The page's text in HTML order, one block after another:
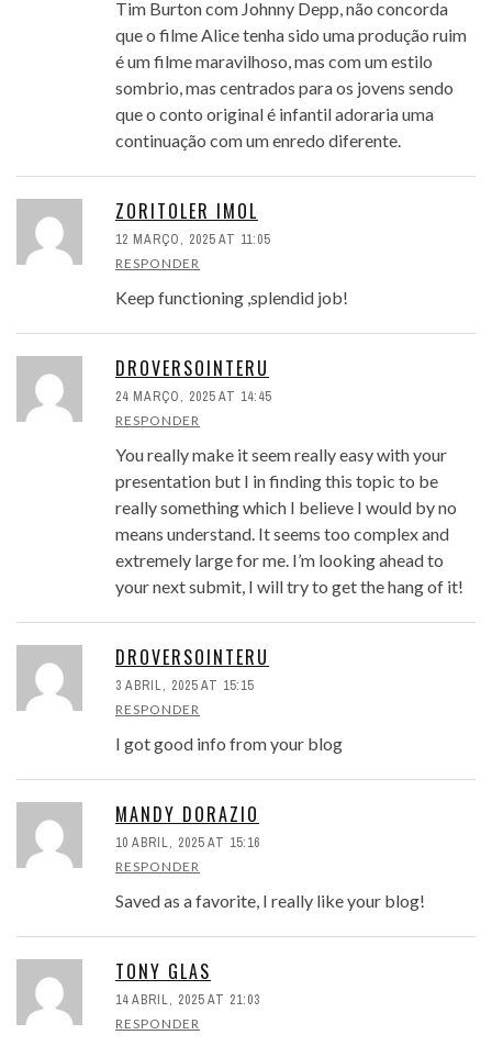
Tim Burton com Johnny Depp, não concorda
que o filme Alice tenha sido uma produção ruim
é um filme maravilhoso, mas com um estilo
sombrio, mas centrados para os jovens sendo
que o conto original é infantil adoraria uma
continuação com um enredo diferente.
ZORITOLER IMOL
12 MARÇO, 2025 AT 11:05
RESPONDER
Keep functioning ,splendid job!
DROVERSOINTERU
24 MARÇO, 2025 AT 14:45
RESPONDER
You really make it seem really easy with your
presentation but I in finding this topic to be
really something which I believe I would by no
means understand. It seems too complex and
extremely large for me. I’m looking ahead to
your next submit, I will try to get the hang of it!
DROVERSOINTERU
3 ABRIL, 2025 AT 15:15
RESPONDER
I got good info from your blog
MANDY DORAZIO
10 ABRIL, 2025 AT 15:16
RESPONDER
Saved as a favorite, I really like your blog!
TONY GLAS
14 ABRIL, 2025 AT 21:03
RESPONDER